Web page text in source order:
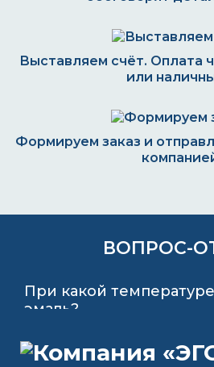
Выставляем счёт. Оплата
или
Формируем заказ и
ВОПРОС-
При какой
эмаль?
Можно ли разбавить
смолу уайт-спиритом?